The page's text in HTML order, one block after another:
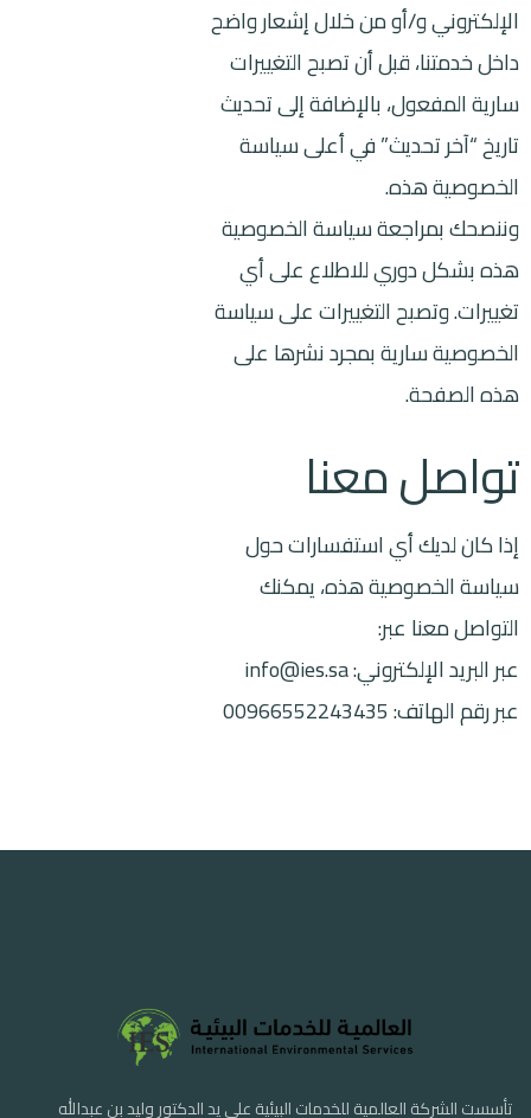
الإلكتروني و/أو من خلال إشعار واضح
داخل خدمتنا، قبل أن تصبح التغييرات
سارية المفعول، بالإضافة إلى تحديث
تاريخ “آخر تحديث” في أعلى سياسة
الخصوصية هذه.
وننصحك بمراجعة سياسة الخصوصية
هذه بشكل دوري للاطلاع على أي
تغييرات. وتصبح التغييرات على سياسة
الخصوصية سارية بمجرد نشرها على
هذه الصفحة.
تواصل معنا
إذا كان لديك أي استفسارات حول
سياسة الخصوصية هذه، يمكنك
التواصل معنا عبر:
عبر البريد الإلكتروني: info@ies.sa
عبر رقم الهاتف: 00966552243435
تأسست الشركة العالمية للخدمات البيئية على يد الدكتور وليد بن عبدالله